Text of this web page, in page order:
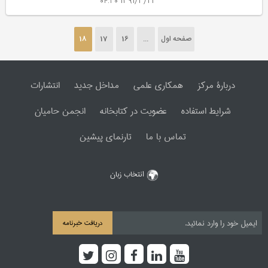
صفحه اول ...
16
17
18
دربارۀ مرکز همکاری علمی مداخل جدید
انتشارات
شرایط استفاده
عضویت در کتابخانه
انجمن حامیان
تماس با ما
تارنمای پیشین
انتخاب زبان
دریافت خبرنامه